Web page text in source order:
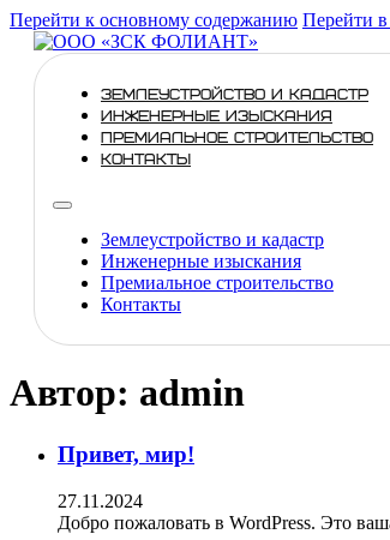
Перейти к основному содержанию Перейти в
ЗЕМЛЕУСТРОЙСТВО И КАДАСТР
ИНЖЕНЕРНЫЕ ИЗЫСКАНИЯ
ПРЕМИАЛЬНОЕ СТРОИТЕЛЬСТВО
КОНТАКТЫ
Землеустройство и кадастр
Инженерные изыскания
Премиальное строительство
Контакты
Автор: admin
Привет, мир!
27.11.2024
Добро пожаловать в WordPress. Это